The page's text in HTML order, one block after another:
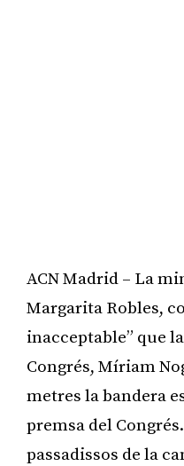
ACN Madrid – La
Margarita Robles,
inacceptable” que
Congrés, Míriam
metres la bandera
premsa del
passadissos de la